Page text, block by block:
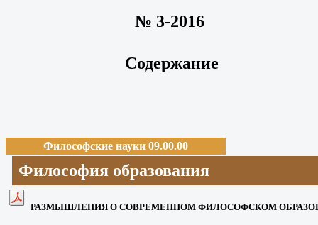
№ 3-2016
Содержание
Философские науки 09.00.00
Философия образования
РАЗМЫШЛЕНИЯ О СОВРЕМЕННОМ ФИЛОСОФСКОМ